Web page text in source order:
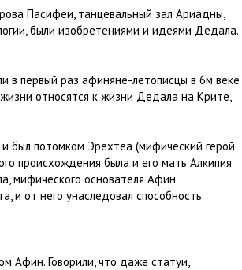
Пасифеи, танцевальный зал Ариадны,
были изобретениями и идеями Дедала.
в первый раз афиняне-летописцы в 6м веке
относятся к жизни Дедала на Крите,
был потомком Эрехтеа (мифический герой
происхождения была и его мать Алкипия
мифического основателя Афин.
и от него унаследовал способность
Афин. Говорили, что даже статуи,